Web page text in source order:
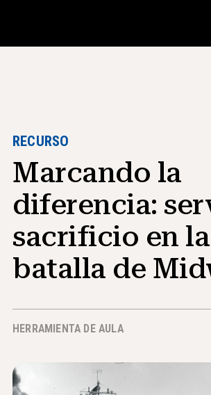
Recursos para maestros
Herramientas para el aula
Cursos
institutos
Enseñanza de Habilidades de
Investigación
Asesoramiento a estudiantes
Noticias y Eventos
Acerca de NHD
RECURSO
Marcando la
diferencia:
sacrificio en la
batalla de
HERRAMIENTA DE AULA